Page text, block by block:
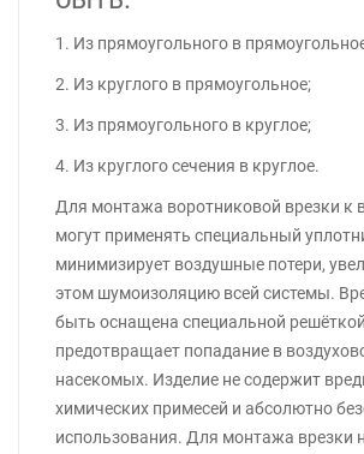
1. Из прямоугольного в
2. Из круглого в прямоугольное;
3. Из прямоугольного в круглое;
4. Из круглого сечения в круглое.
Для монтажа воротниковой врезки к
могут применять специальный
минимизирует воздушные потери,
этом шумоизоляцию всей системы.
быть оснащена специальной
предотвращает попадание в
насекомых. Изделие не содержит
химических примесей и абсолютно
использования. Для монтажа врезки